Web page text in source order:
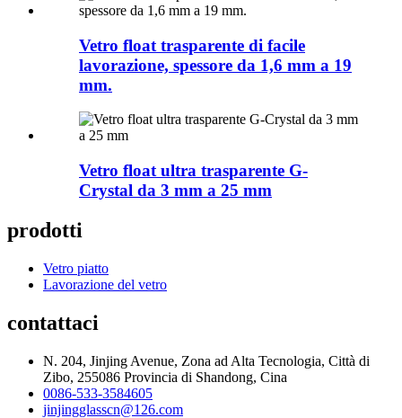
Vetro float trasparente di facile
lavorazione, spessore da 1,6 mm a 19
mm.
Vetro float ultra trasparente G-
Crystal da 3 mm a 25 mm
prodotti
Vetro piatto
Lavorazione del vetro
contattaci
N. 204, Jinjing Avenue, Zona ad Alta Tecnologia, Città di
Zibo, 255086 Provincia di Shandong, Cina
0086-533-3584605
jinjingglasscn@126.com